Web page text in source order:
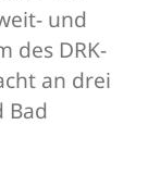
und
des DRK-
an drei
Bad